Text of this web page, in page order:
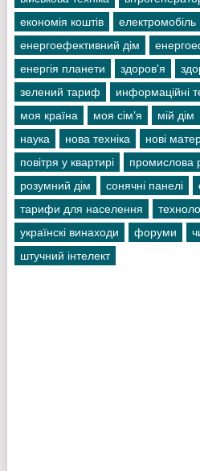
економія коштів
електромобіль
енергоефективний дім
енергія планети
здоров'я
зелений тариф
информаційні
моя країна
моя сім'я мій дім
наука
нова техніка нові
повітря у квартирі
промислова
розумний дім
сонячні панелі
тарифи для населення
українскі винаходи
форуми
штучний інтелект